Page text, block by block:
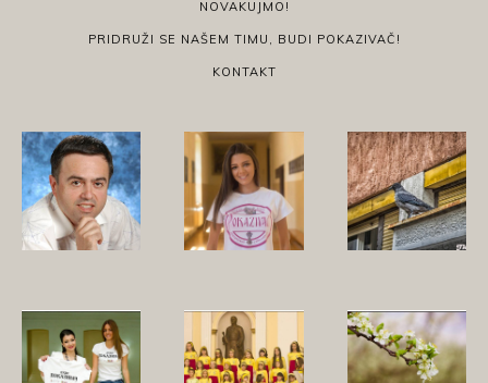
NOVAKUJMO!
PRIDRUŽI SE NAŠEM TIMU, BUDI POKAZIVAČ!
KONTAKT